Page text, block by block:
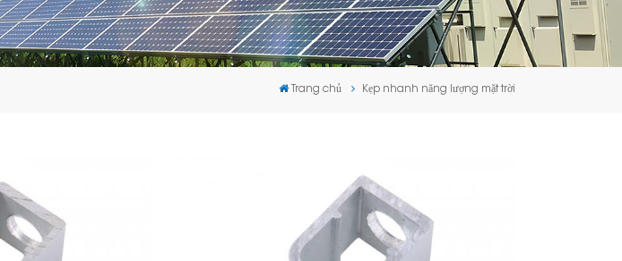
Deutsch
español
Trang chủ Kẹp nhanh năng lượng mặt trời